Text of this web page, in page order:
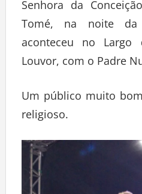
Senhora da
Tomé, na noite
aconteceu no
Louvor, com o Padre
Um público muito
religioso.